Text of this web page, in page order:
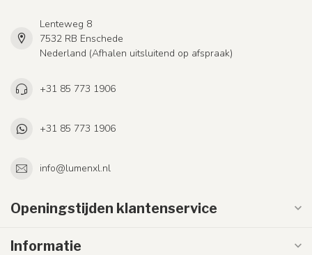
Lenteweg 8
7532 RB Enschede
Nederland (Afhalen uitsluitend op afspraak)
+31 85 773 1906
+31 85 773 1906
info@lumenxl.nl
Openingstijden klantenservice
Informatie